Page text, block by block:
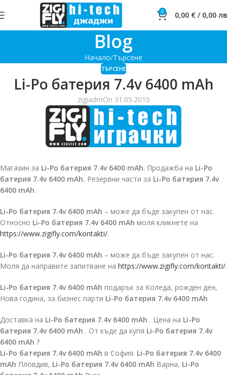
0 0,00 € / 0,00
Blog
Начало Търсене
ТЪРСЕНЕ
Li-Po батерия 7.4v 6400 mAh
zigiadmOn 31.05.2015
Магазин за Li-Po батерия 7.4v 6400 mAh. Продажба на Li-Po
батерия 7.4v 6400 mAh. Резервни части за Li-Po батерия 7.4v
6400 mAh.
Li-Po батерия 7.4v 6400 mAh – може да бъде закупен от нас.
Относно Li-Po батерия 7.4v 6400 mAh моля кликнете на
https://www.zigifly.com/kontakti/.
Li-Po батерия 7.4v 6400 mAh – може да бъде закупен от нас.
Моля да направите запитване на https://www.zigifly.com/kontakti/.
Li-Po батерия 7.4v 6400 mAh подарък за Коледа, рожден ден,
Нова година, за бизнес парти Li-Po батерия 7.4v 6400 mAh
Доставка на Li-Po батерия 7.4v 6400 mAh . Цена на Li-Po
батерия 7.4v 6400 mAh . От къде да купя Li-Po батерия 7.4v
6400 mAh ?
Li-Po батерия 7.4v 6400 mAh в София. Li-Po батерия 7.4v 6400
mAh Пловдив, Li-Po батерия 7.4v 6400 mAh Варна, Li-Po